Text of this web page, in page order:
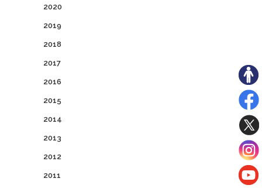
2020
2019
2018
2017
2016
2015
2014
2013
2012
2011